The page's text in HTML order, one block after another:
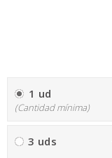
1 ud
(Cantidad mínima)
3 uds